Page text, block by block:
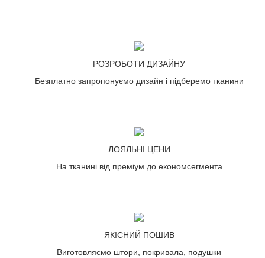
РОЗРОБОТИ ДИЗАЙНУ
Безплатно запропонуємо дизайн і підберемо тканини
ЛОЯЛЬНІ ЦЕНИ
На тканині від преміум до економсегмента
ЯКІСНИЙ ПОШИВ
Виготовляємо штори, покривала, подушки